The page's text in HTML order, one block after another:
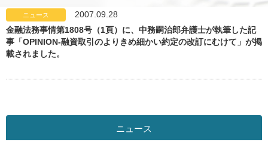
a
t
ニュース
2007.09.28
金融法務事情第1808号（1頁）に、中務嗣治郎弁護士が執筆した記
事「OPINION-融資取引のよりきめ細かい約定の改訂にむけて」が掲
載されました。
ニュース